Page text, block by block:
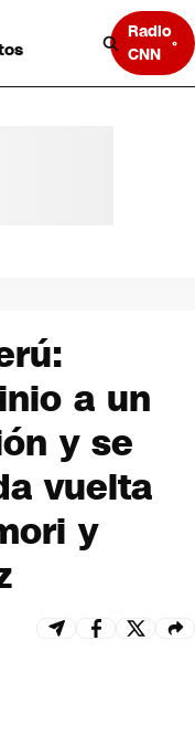
Radio
CNN
a un
y se
vuelta
y